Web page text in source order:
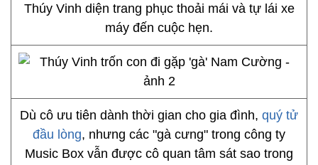
Thúy Vinh diện trang phục thoải mái và tự lái xe
máy đến cuộc hẹn.
Dù cô ưu tiên dành thời gian cho gia đình, quý tử
đầu lòng, nhưng các "gà cưng" trong công ty
Music Box vẫn được cô quan tâm sát sao trong